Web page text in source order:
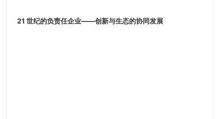
21 世纪的负责任企业——创新与生态的协同发展